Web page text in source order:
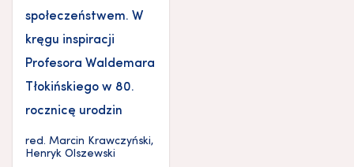
społeczeństwem. W
kręgu inspiracji
Profesora Waldemara
Tłokińskiego w 80.
rocznicę urodzin
red. Marcin Krawczyński,
Henryk Olszewski